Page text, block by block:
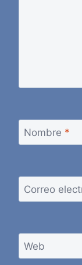
Nombre *
Correo
Web